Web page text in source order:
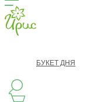
БУКЕТ ДНЯ